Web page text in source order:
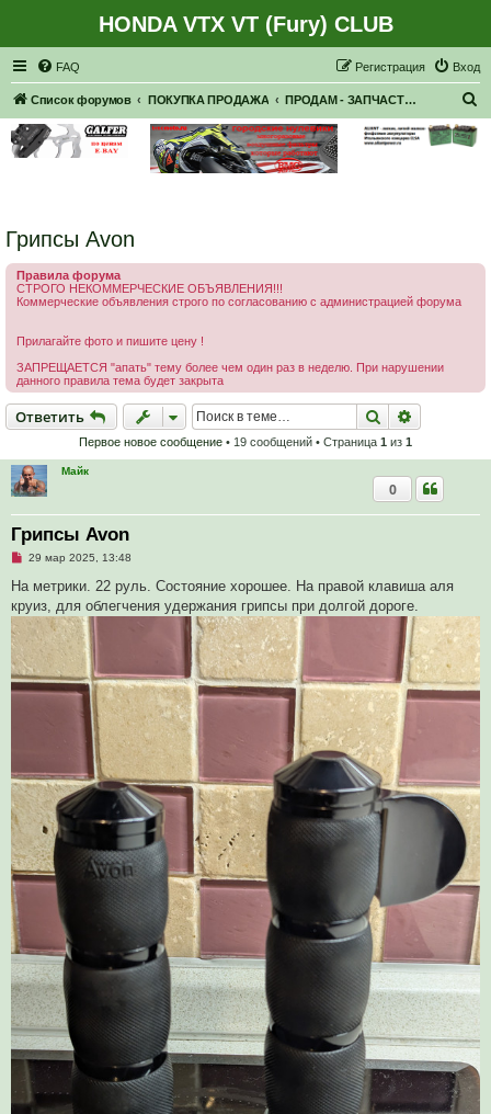
HONDA VTX VT (Fury) CLUB
FAQ Вход
Регистрация
Список форумов ПОКУПКА ПРОДАЖА ПРОДАМ - ЗАПЧАСТИ, НАВЕСНОЕ
Грипсы Avon
Правила форума
СТРОГО НЕКОММЕРЧЕСКИЕ ОБЪЯВЛЕНИЯ!!!
Коммерческие объявления строго по согласованию с администрацией форума
Прилагайте фото и пишите цену !
ЗАПРЕЩАЕТСЯ "апать" тему более чем один раз в неделю. При нарушении
данного правила тема будет закрыта
Ответить
Ответить Поиск
Первое новое сообщение • 19 сообщений • Страница 1 из 1
Майк
Грипсы Avon
0
Н
п
о
а
н
н
щ
е
н
29 мар 2025, 13:48
На метрики. 22 руль. Состояние хорошее. На правой клавиша аля
круиз, для облегчения удержания грипсы при долгой дороге.